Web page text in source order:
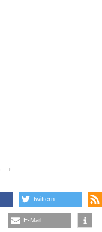
→
twittern
E-Mail